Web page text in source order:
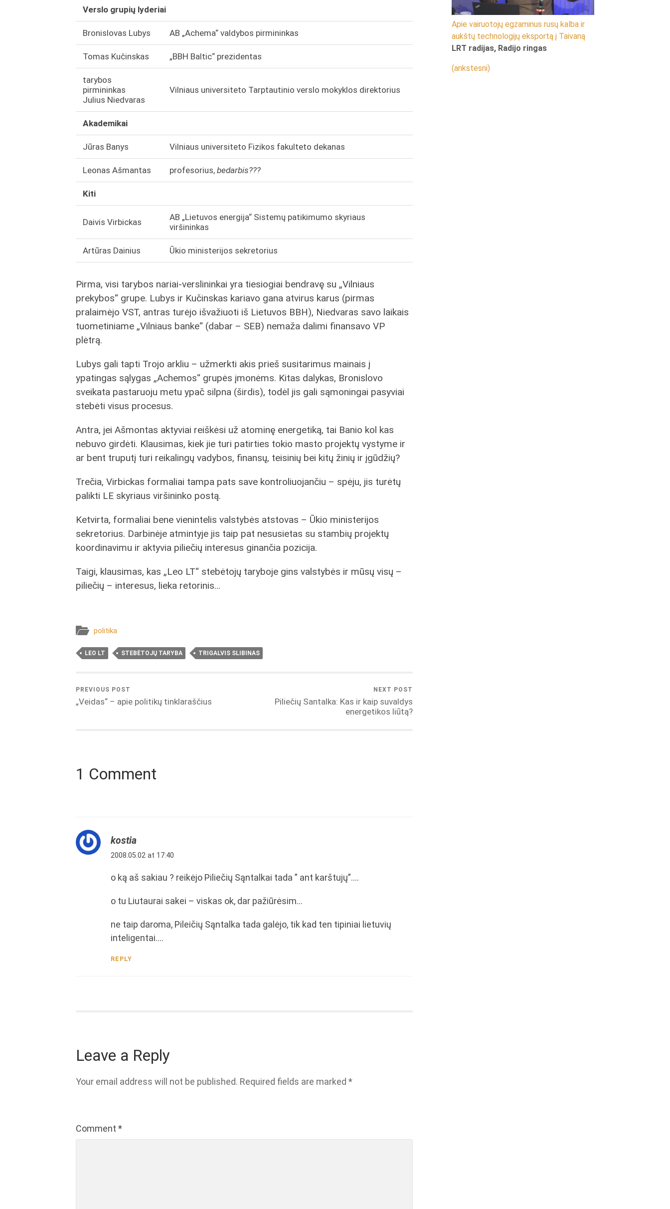
Verslo grupių lyderiai
Bronislovas Lubys AB „Achema“ valdybos pirmininkas
Tomas Kučinskas „BBH Baltic“ prezidentas
tarybos
pirmininkas
Julius Niedvaras
Vilniaus universiteto Tarptautinio verslo mokyklos direktorius
Akademikai
Jūras Banys Vilniaus universiteto Fizikos fakulteto dekanas
Leonas Ašmantas profesorius, bedarbis???
Kiti
Daivis Virbickas
AB „Lietuvos energija“ Sistemų patikimumo skyriaus
viršininkas
Artūras Dainius Ūkio ministerijos sekretorius
Pirma, visi tarybos nariai-verslininkai yra tiesiogiai bendravę su „Vilniaus
prekybos“ grupe. Lubys ir Kučinskas kariavo gana atvirus karus (pirmas
pralaimėjo VST, antras turėjo išvažiuoti iš Lietuvos BBH), Niedvaras savo laikais
tuometiniame „Vilniaus banke“ (dabar – SEB) nemaža dalimi finansavo VP
plėtrą.
Lubys gali tapti Trojo arkliu – užmerkti akis prieš susitarimus mainais į
ypatingas sąlygas „Achemos“ grupės įmonėms. Kitas dalykas, Bronislovo
sveikata pastaruoju metu ypač silpna (širdis), todėl jis gali sąmoningai pasyviai
stebėti visus procesus.
Antra, jei Ašmontas aktyviai reiškėsi už atominę energetiką, tai Banio kol kas
nebuvo girdėti. Klausimas, kiek jie turi patirties tokio masto projektų vystyme ir
ar bent truputį turi reikalingų vadybos, finansų, teisinių bei kitų žinių ir įgūdžių?
Trečia, Virbickas formaliai tampa pats save kontroliuojančiu – spėju, jis turėtų
palikti LE skyriaus viršininko postą.
Ketvirta, formaliai bene vienintelis valstybės atstovas – Ūkio ministerijos
sekretorius. Darbinėje atmintyje jis taip pat nesusietas su stambių projektų
koordinavimu ir aktyvia piliečių interesus ginančia pozicija.
Taigi, klausimas, kas „Leo LT“ stebėtojų taryboje gins valstybės ir mūsų visų –
piliečių – interesus, lieka retorinis…
politika
LEO LT STEBĖTOJŲ TARYBA TRIGALVIS SLIBINAS
PREVIOUS POST
„Veidas“ – apie politikų tinklaraščius
NEXT POST
Piliečių Santalka: Kas ir kaip suvaldys
energetikos liūtą?
1 Comment
kostia
2008.05.02 at 17:40
o ką aš sakiau ? reikėjo Piliečių Sąntalkai tada ” ant karštujų”….
o tu Liutaurai sakei – viskas ok, dar pažiūrėsim…
ne taip daroma, Pileičių Sąntalka tada galėjo, tik kad ten tipiniai lietuvių
inteligentai….
REPLY
Leave a Reply
Your email address will not be published. Required fields are marked *
Comment *
Apie vairuotojų egzaminus rusų kalba ir
aukštų technologijų eksportą į Taivaną
LRT radijas, Radijo ringas
(ankstesni)